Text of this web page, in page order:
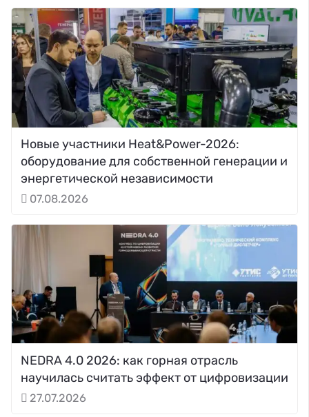
Новые участники Heat&Power-2026:
оборудование для собственной генерации и
энергетической независимости
07.08.2026
NEDRA 4.0 2026: как горная отрасль
научилась считать эффект от цифровизации
27.07.2026